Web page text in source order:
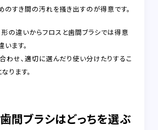
のすき間の汚れを掻き出すのが得意です。
形の違いからフロスと歯間ブラシでは得意
ます。
わせ、適切に選んだり使い分けたりするこ
ります。
間ブラシはどっちを選ぶ